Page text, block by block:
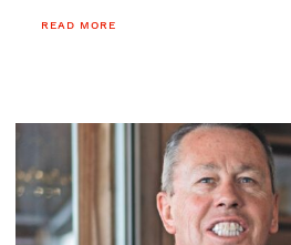
décennies de sa vie, Jean-
deux enfants, Vanessa et
entre différentes carrières,
commerce à entrepreneur,
directeur sportif dans le
READ MORE